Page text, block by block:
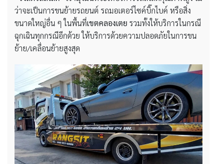
ว่าจะเป็นการขนย้ายรถยนต์ รถมอเตอร์ไซค์บิ๊กไบค์ หรือสิ่ง
ขนาดใหญ่อื่น ๆ ในพื้นที่เขตคลองเตย รวมทั้งให้บริการในกรณี
ฉุกเฉินทุกกรณีอีกด้วย ให้บริการด้วยความปลอดภัยในการขน
ย้าย/เคลื่อนย้ายสูงสุด